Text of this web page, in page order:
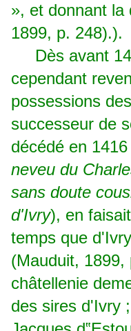
», et donnant la
1899, p. 248).).
Dès avant
cependant
possessions
successeur de
décédé en
neveu du
sans doute
d'Ivry), en
temps que
(Mauduit,
châtellenie
des sires d'Ivry